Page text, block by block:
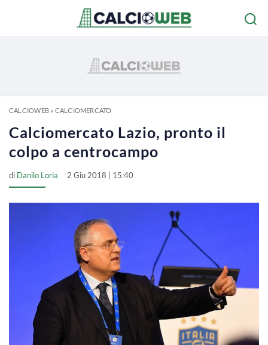
CALCIOWEB» CALCIOMERCATO
Calciomercato Lazio, pronto il
colpo a centrocampo
di Danilo Loria 2 Giu 2018 | 15:40